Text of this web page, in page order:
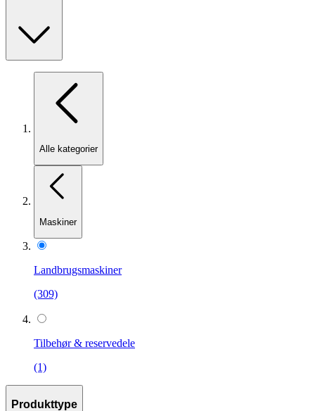
Alle kategorier
Maskiner
Landbrugsmaskiner
(309)
Tilbehør & reservedele
(1)
Produkttype